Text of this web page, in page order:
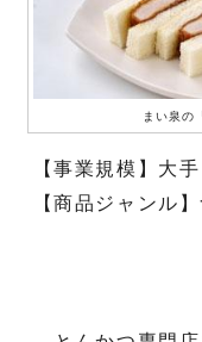
まい泉の
【事業規模】大
【商品ジャンル